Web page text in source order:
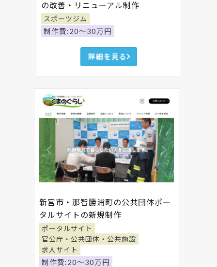
の改善・リニューアル制作
スポーツジム
制作費:20～30万円
詳細を見る
新宮市・那智勝浦町の公共団体ポー
タルサイトの新規制作
ポータルサイト
官公庁・公共団体・公共施設
求人サイト
制作費:20～30万円